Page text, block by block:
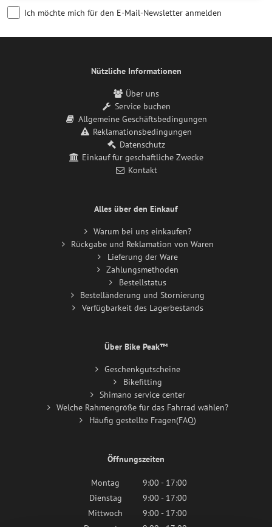
Ich möchte mich für den E-Mail-Newsletter anmelden
Nützliche Informationen
Über uns
Service buchen
Allgemeine Geschäftsbedingungen
Reklamationsbedingungen
Datenschutz
Einkauf für geschäftliche Zwecke
Kontakt
Alles über den Einkauf
Warum bei uns einkaufen?
Rückgabe und Reklamation von Waren
Lieferung der Ware
Zahlungsmethoden
Bestellstatus
Bestelländerung und Stornierung
Verfügbarkeit des Lagerbestands
Über Bike Peak™
Geschenkgutscheine
Bikefitting
Shimano service center
Welche Rahmengröße für das Fahrrad wählen?
Häufig gestellte Fragen(FAQ)
Öffnungszeiten
Montag
9:00 - 17:00
Dienstag
9:00 - 17:00
Mittwoch
9:00 - 17:00